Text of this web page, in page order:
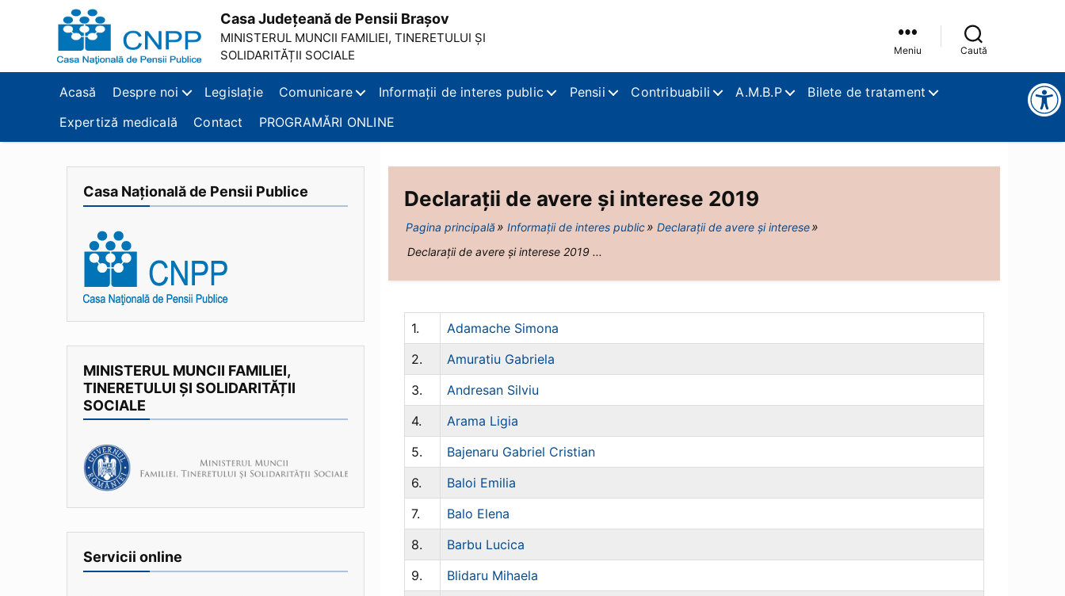
Casa
Județeană
Pensii
Brașov
Casa Județeană de Pensii Brașov
MINISTERUL MUNCII FAMILIEI, TINERETULUI ȘI
SOLIDARITĂȚII SOCIALE
Meniu Caută
Acasă Despre noi Legislație Comunicare Informații de interes public Pensii Contribuabili A.M.B.P
Bilete de tratament
Expertiză medicală
Contact PROGRAMĂRI ONLINE
Instrumente pentru accesibilitate
Declarații de avere și interese 2019
Pagina principală Informații de interes public
Declarații de avere și interese
Declarații de avere și interese 2019 ...
1.
Adamache Simona
2.
Amuratiu Gabriela
3.
Andresan Silviu
4.
Arama Ligia
5.
Bajenaru Gabriel Cristian
6.
Baloi Emilia
7.
Balo Elena
8.
Barbu Lucica
9.
Blidaru Mihaela
Casa Națională de Pensii Publice
MINISTERUL MUNCII FAMILIEI,
TINERETULUI ȘI SOLIDARITĂȚII
SOCIALE
Servicii online